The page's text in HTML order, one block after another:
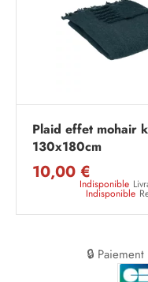
Plaid effet mohair
130x180cm
10,00 €
Indisponible
Indisponible
🔒